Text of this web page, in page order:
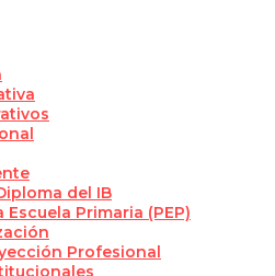
del IB
Escuela Primaria (PEP)
Profesional